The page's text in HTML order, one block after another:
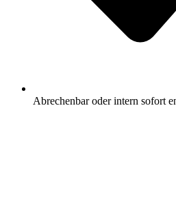
Abrechenbar oder intern sofort